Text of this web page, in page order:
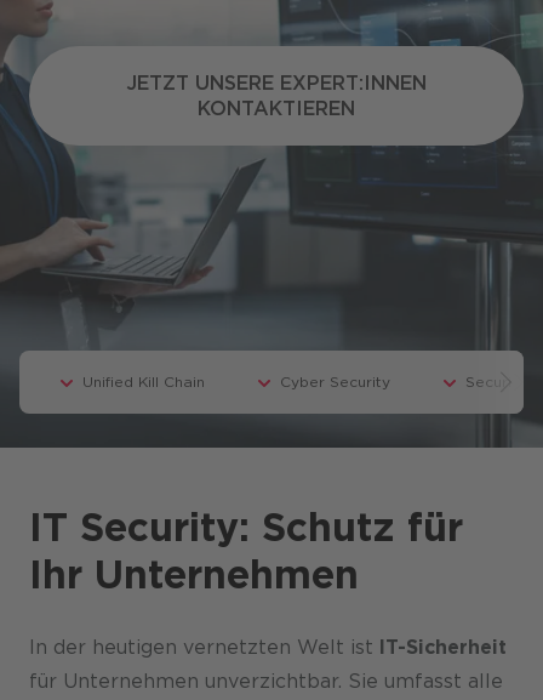
CANCOM Produkte
Business-Themen
Events
Blog
Podcast
JETZT UNSERE EXPERT:INNEN
KONTAKTIEREN
JETZT UNSERE EXPERT:INNEN
KONTAKTIEREN
Unified Kill Chain Cyber Security Security
IT Security: Schutz für
Ihr Unternehmen
In der heutigen vernetzten Welt ist IT-Sicherheit
für Unternehmen unverzichtbar. Sie umfasst alle